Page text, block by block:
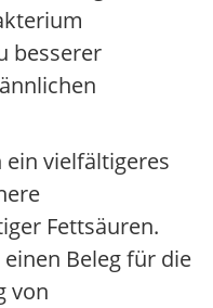
besserer
vielfältigeres
Fettsäuren.
Beleg für die
von